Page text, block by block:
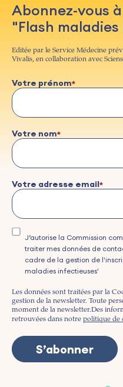
Abonnez-vous
"Flash
Editée par le Service Médecine
Vivalis, en collaboration avec
Votre prénom
Votre nom
Votre adresse email
J’autorise la Commission
traiter mes données de
cadre de la gestion de
maladies infectieuses'
Les données sont traitées par la
gestion de la newsletter. Toute
moment de la newsletter.Des
retrouvées dans notre politique de